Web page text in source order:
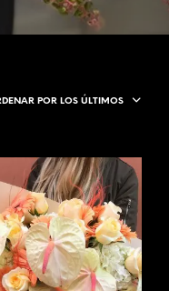
POR LOS ÚLTIMOS